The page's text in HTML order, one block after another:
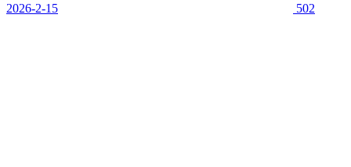
2026-2-15 502